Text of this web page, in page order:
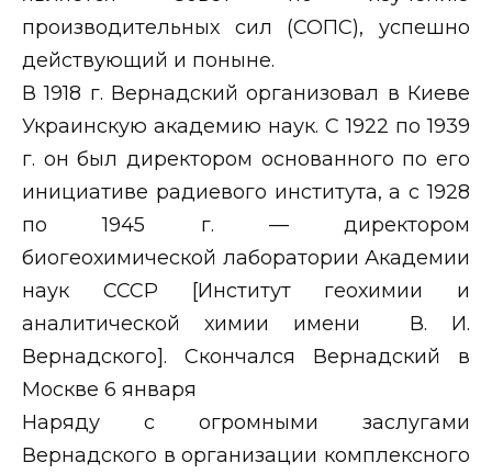
производительных сил (СОПС), успешно
действующий и поныне.
В 1918 г. Вернадский организовал в Киеве
Украинскую академию наук. С 1922 по 1939
г. он был директором основанного по его
инициативе радиевого института, а с 1928
по 1945 г. — директором
биогеохимической лаборатории Академии
наук СССР [Институт геохимии и
аналитической химии имени
В. И.
Вернадского]. Скончался Вернадский в
Москве 6 января
Наряду с огромными заслугами
Вернадского в организации комплексного